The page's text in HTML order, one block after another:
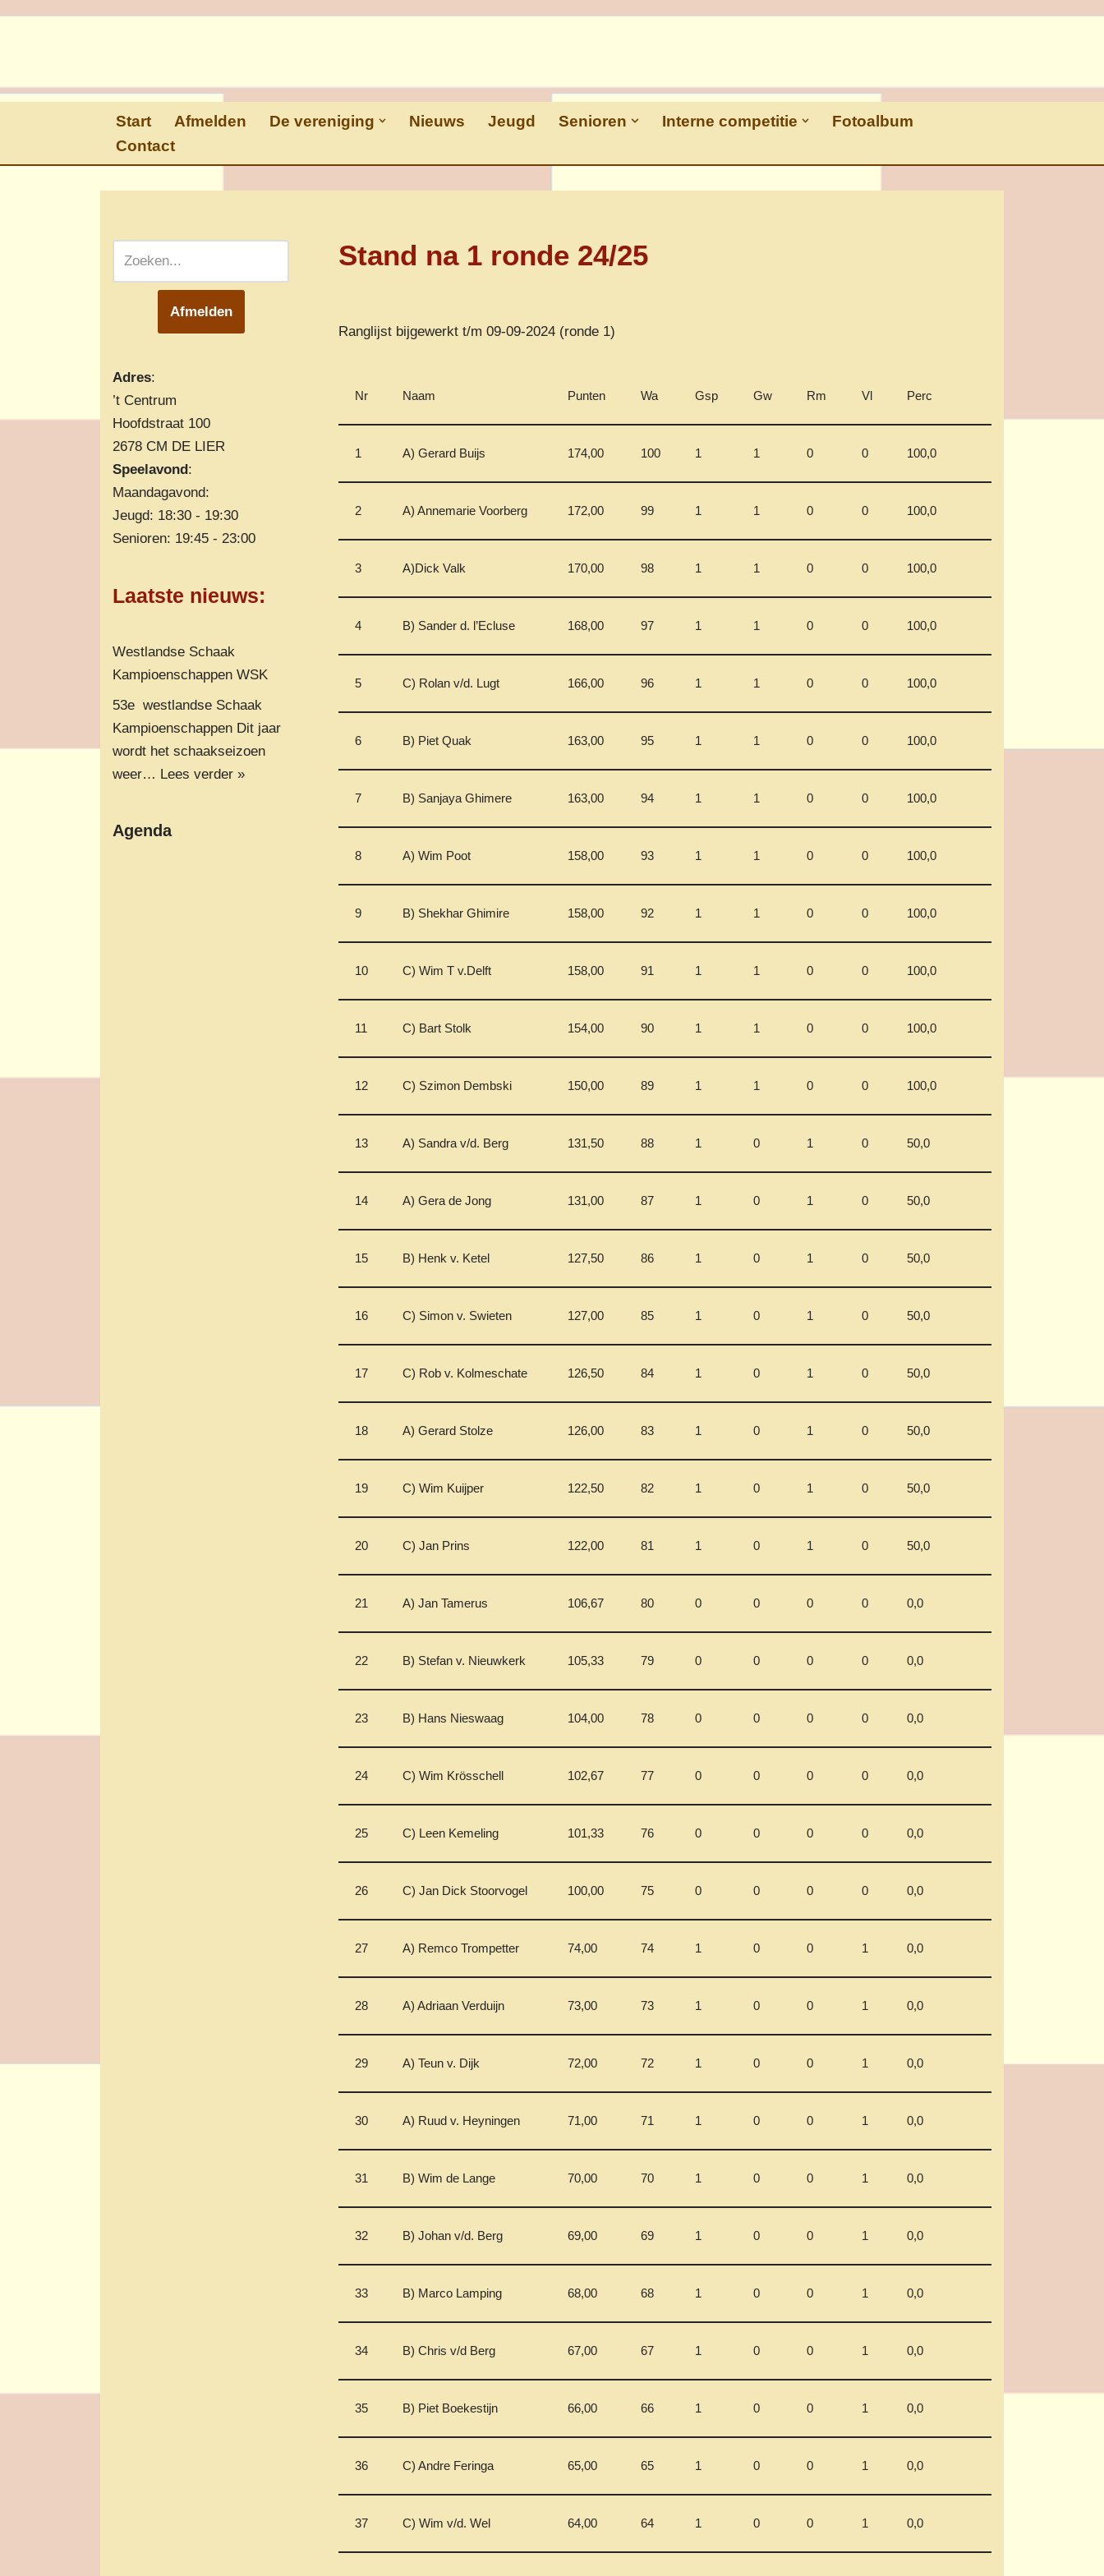
de
Start Afmelden De vereniging Nieuws Jeugd Senioren Interne competitie
Fotoalbum
Contact
Afmelden
Adres:
’t Centrum
Hoofdstraat 100
2678 CM DE LIER
Speelavond:
Maandagavond:
Jeugd: 18:30 - 19:30
Senioren: 19:45 - 23:00
Laatste nieuws:
Westlandse Schaak
Kampioenschappen WSK
53e westlandse Schaak
Kampioenschappen Dit jaar
wordt het schaakseizoen
weer… Lees verder »
Agenda
Stand na 1 ronde 24/25
Ranglijst bijgewerkt t/m 09-09-2024 (ronde 1)
Nr Naam Punten Wa Gsp Gw Rm Vl Perc
1 A) Gerard Buijs 174,00 100 1 1 0 0 100,0
2 A) Annemarie Voorberg 172,00 99 1 1 0 0 100,0
3 A)Dick Valk 170,00 98 1 1 0 0 100,0
4 B) Sander d. l’Ecluse 168,00 97 1 1 0 0 100,0
5 C) Rolan v/d. Lugt 166,00 96 1 1 0 0 100,0
6 B) Piet Quak 163,00 95 1 1 0 0 100,0
7 B) Sanjaya Ghimere 163,00 94 1 1 0 0 100,0
8 A) Wim Poot 158,00 93 1 1 0 0 100,0
9 B) Shekhar Ghimire 158,00 92 1 1 0 0 100,0
10 C) Wim T v.Delft 158,00 91 1 1 0 0 100,0
11 C) Bart Stolk 154,00 90 1 1 0 0 100,0
12 C) Szimon Dembski 150,00 89 1 1 0 0 100,0
13 A) Sandra v/d. Berg 131,50 88 1 0 1 0 50,0
14 A) Gera de Jong 131,00 87 1 0 1 0 50,0
15 B) Henk v. Ketel 127,50 86 1 0 1 0 50,0
16 C) Simon v. Swieten 127,00 85 1 0 1 0 50,0
17 C) Rob v. Kolmeschate 126,50 84 1 0 1 0 50,0
18 A) Gerard Stolze 126,00 83 1 0 1 0 50,0
19 C) Wim Kuijper 122,50 82 1 0 1 0 50,0
20 C) Jan Prins 122,00 81 1 0 1 0 50,0
21 A) Jan Tamerus 106,67 80 0 0 0 0 0,0
22 B) Stefan v. Nieuwkerk 105,33 79 0 0 0 0 0,0
23 B) Hans Nieswaag 104,00 78 0 0 0 0 0,0
24 C) Wim Krösschell 102,67 77 0 0 0 0 0,0
25 C) Leen Kemeling 101,33 76 0 0 0 0 0,0
26 C) Jan Dick Stoorvogel 100,00 75 0 0 0 0 0,0
27 A) Remco Trompetter 74,00 74 1 0 0 1 0,0
28 A) Adriaan Verduijn 73,00 73 1 0 0 1 0,0
29 A) Teun v. Dijk 72,00 72 1 0 0 1 0,0
30 A) Ruud v. Heyningen 71,00 71 1 0 0 1 0,0
31 B) Wim de Lange 70,00 70 1 0 0 1 0,0
32 B) Johan v/d. Berg 69,00 69 1 0 0 1 0,0
33 B) Marco Lamping 68,00 68 1 0 0 1 0,0
34 B) Chris v/d Berg 67,00 67 1 0 0 1 0,0
35 B) Piet Boekestijn 66,00 66 1 0 0 1 0,0
36 C) Andre Feringa 65,00 65 1 0 0 1 0,0
37 C) Wim v/d. Wel 64,00 64 1 0 0 1 0,0